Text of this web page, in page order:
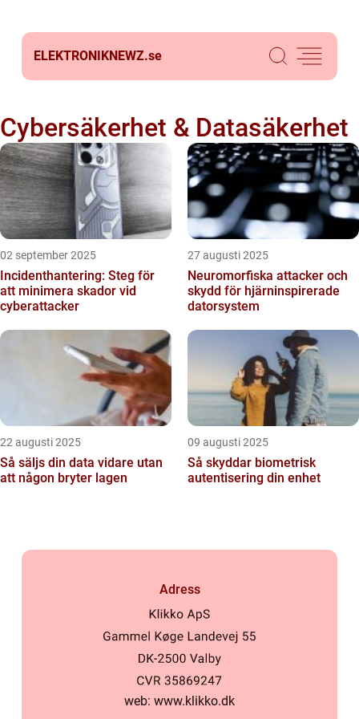
ELEKTRONIKNEWZ.se
Cybersäkerhet & Datasäkerhet
02 september 2025
Incidenthantering: Steg för
att minimera skador vid
cyberattacker
27 augusti 2025
Neuromorfiska attacker och
skydd för hjärninspirerade
datorsystem
22 augusti 2025
Så säljs din data vidare utan
att någon bryter lagen
09 augusti 2025
Så skyddar biometrisk
autentisering din enhet
Adress
web: www.klikko.dk